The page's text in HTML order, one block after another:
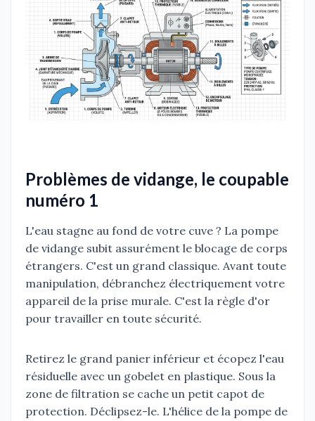
Problèmes de vidange, le coupable
numéro 1
L'eau stagne au fond de votre cuve ? La pompe
de vidange subit assurément le blocage de corps
étrangers. C'est un grand classique. Avant toute
manipulation, débranchez électriquement votre
appareil de la prise murale. C'est la règle d'or
pour travailler en toute sécurité.
Retirez le grand panier inférieur et écopez l'eau
résiduelle avec un gobelet en plastique. Sous la
zone de filtration se cache un petit capot de
protection. Déclipsez-le. L'hélice de la pompe de